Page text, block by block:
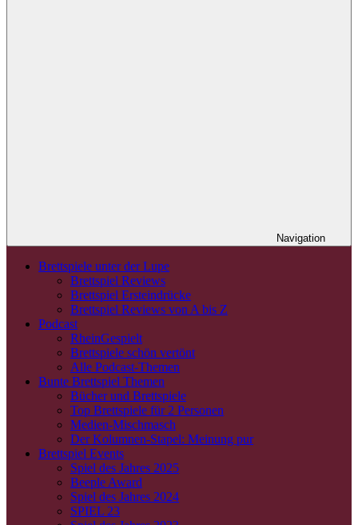
Navigation
Brettspiele unter der Lupe
Brettspiel Reviews
Brettspiel Ersteindrücke
Brettspiel Reviews von A bis Z
Podcast
RheinGespielt
Brettspiele schön vertönt
Alle Podcast-Themen
Bunte Brettspiel Themen
Bücher und Brettspiele
Top Brettspiele für 2 Personen
Medien-Mischmasch
Der Kolumnen-Stapel: Meinung pur
Brettspiel Events
Spiel des Jahres 2025
Beeple Award
Spiel des Jahres 2024
SPIEL 23